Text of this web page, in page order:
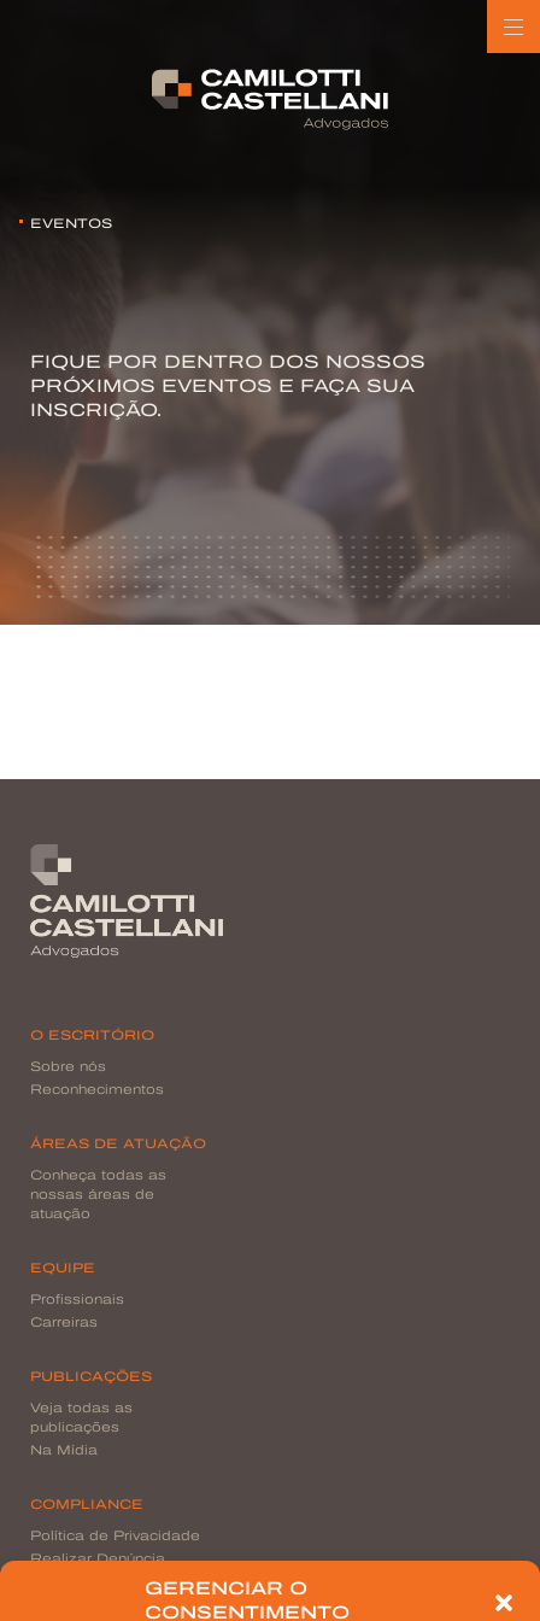
GERENCIAR O
CONSENTIMENTO
EVENTOS
FIQUE POR DENTRO DOS NOSSOS
PRÓXIMOS EVENTOS E FAÇA SUA
INSCRIÇÃO.
O ESCRITÓRIO
Sobre nós
Reconhecimentos
ÁREAS DE ATUAÇÃO
Conheça todas as
nossas áreas de
atuação
EQUIPE
Profissionais
Carreiras
PUBLICAÇÕES
Veja todas as
publicações
Na Mídia
COMPLIANCE
Política de Privacidade
Realizar Denúncia